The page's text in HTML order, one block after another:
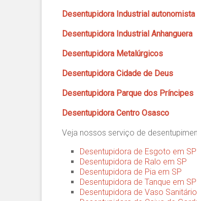
Desentupidora Industrial autonomista
Desentupidora Industrial Anhanguera
Desentupidora Metalúrgicos
Desentupidora Cidade de Deus
Desentupidora Parque dos Príncipes
Desentupidora Centro Osasco
Veja nossos serviço de
Desentupidora de Esgoto em SP
Desentupidora de Ralo em SP
Desentupidora de Pia em SP
Desentupidora de Tanque em SP
Desentupidora de Vaso